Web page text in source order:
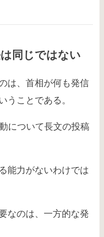
同じではない
は、首相が何も発信
うことである。
について長文の投稿
能力がないわけでは
なのは、一方的な発